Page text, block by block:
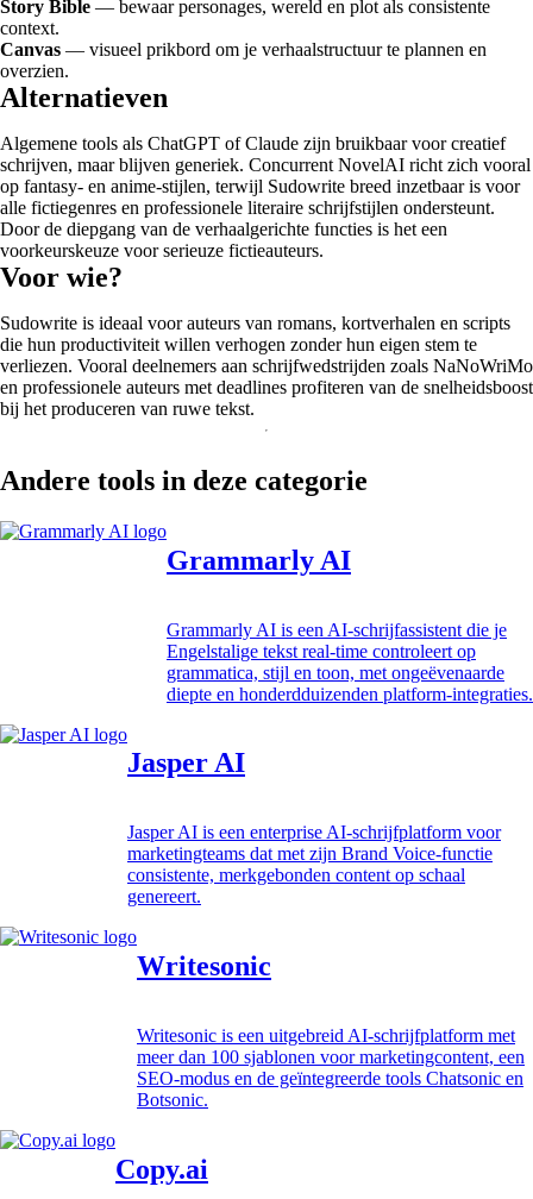
Story Bible — bewaar personages, wereld en plot als consistente
context.
Canvas — visueel prikbord om je verhaalstructuur te plannen en
overzien.
Alternatieven
Algemene tools als ChatGPT of Claude zijn bruikbaar voor creatief
schrijven, maar blijven generiek. Concurrent NovelAI richt zich vooral
op fantasy- en anime-stijlen, terwijl Sudowrite breed inzetbaar is voor
alle fictiegenres en professionele literaire schrijfstijlen ondersteunt.
Door de diepgang van de verhaalgerichte functies is het een
voorkeurskeuze voor serieuze fictieauteurs.
Voor wie?
Sudowrite is ideaal voor auteurs van romans, kortverhalen en scripts
die hun productiviteit willen verhogen zonder hun eigen stem te
verliezen. Vooral deelnemers aan schrijfwedstrijden zoals NaNoWriMo
en professionele auteurs met deadlines profiteren van de snelheidsboost
bij het produceren van ruwe tekst.
Andere tools in deze categorie
Grammarly AI
Grammarly AI is een AI-schrijfassistent die je
Engelstalige tekst real-time controleert op
grammatica, stijl en toon, met ongeëvenaarde
diepte en honderdduizenden platform-integraties.
Jasper AI
Jasper AI is een enterprise AI-schrijfplatform voor
marketingteams dat met zijn Brand Voice-functie
consistente, merkgebonden content op schaal
genereert.
Writesonic
Writesonic is een uitgebreid AI-schrijfplatform met
meer dan 100 sjablonen voor marketingcontent, een
SEO-modus en de geïntegreerde tools Chatsonic en
Botsonic.
Copy.ai